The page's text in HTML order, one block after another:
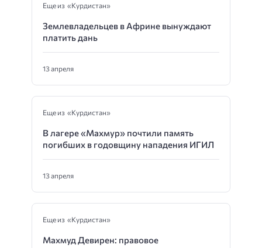
Еще из «Курдистан»
Землевладельцев в Африне вынуждают
платить дань
13 апреля
Еще из «Курдистан»
В лагере «Махмур» почтили память
погибших в годовщину нападения ИГИЛ
13 апреля
Еще из «Курдистан»
Махмуд Девирен: правовое